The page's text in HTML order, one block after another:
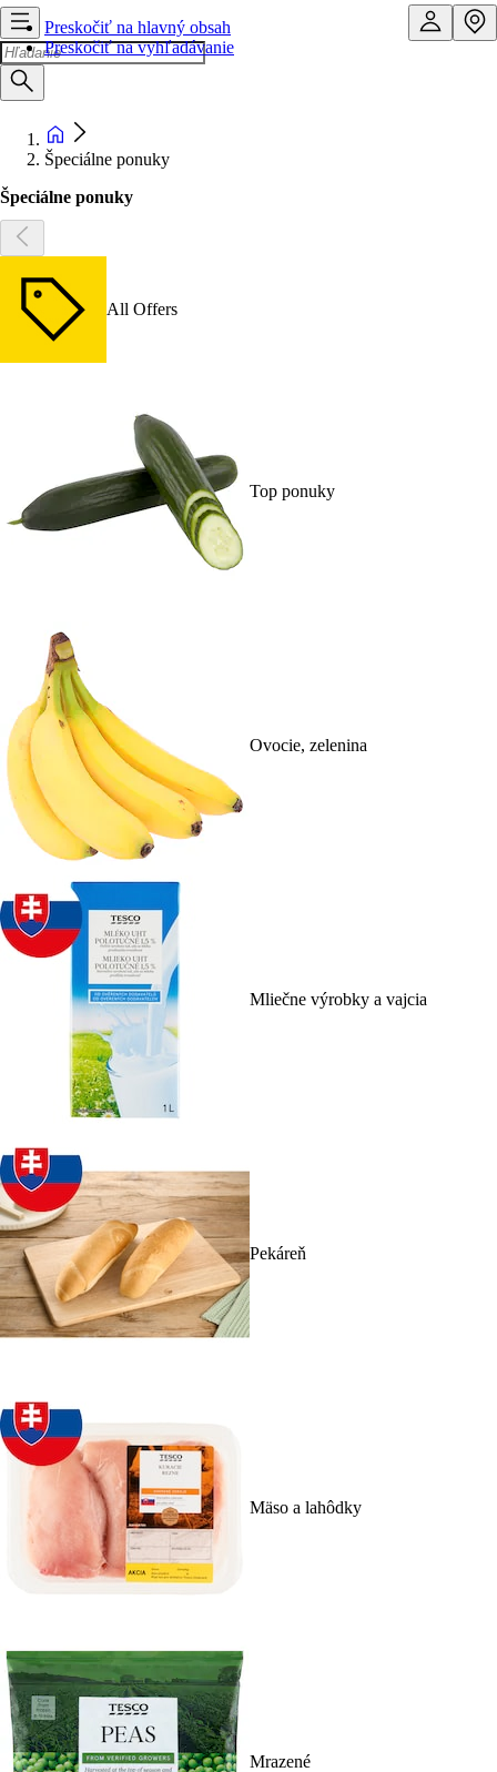
Preskočiť na hlavný obsah
Preskočiť na vyhľadávanie
Špeciálne ponuky
Špeciálne ponuky
All Offers
Top ponuky
Ovocie, zelenina
Mliečne výrobky a vajcia
Pekáreň
Mäso a lahôdky
Mrazené